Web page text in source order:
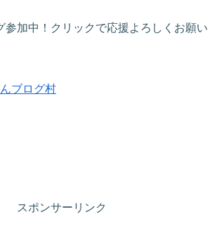
参加中！クリックで応援よろしくお願い
ブログ村
スポンサーリンク